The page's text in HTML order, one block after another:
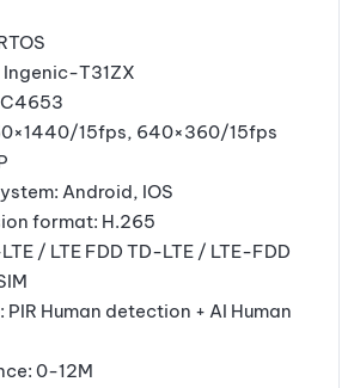
T31ZX
15fps, 640×360/15fps
Android, IOS
format: H.265
/ LTE FDD TD-LTE / LTE-FDD
Human detection + AI Human
0-12M